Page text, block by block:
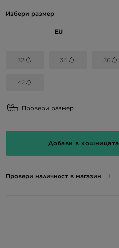
Избери размер
EU
32 34 36
42
Провери размер
Добави в кошницата
Провери наличност в магазин